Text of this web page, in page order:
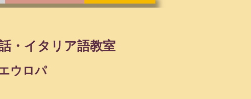
・イタリア語教室
ウロパ